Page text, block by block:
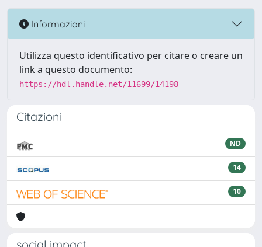
Informazioni
Utilizza questo identificativo per citare o creare un
link a questo documento:
https://hdl.handle.net/11699/14198
Citazioni
ND
14
10